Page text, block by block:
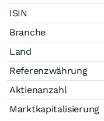
ISIN
Branche
Land
Referenzwährung
Aktienanzahl
Marktkapitalisierung